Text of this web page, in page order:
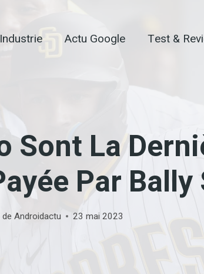
Actu Google Test &
Sont La
Par
de Androidactu 23 mai 2023